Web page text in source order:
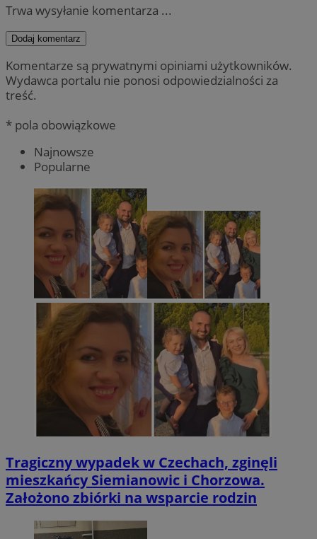
Trwa wysyłanie komentarza ...
Dodaj komentarz
Komentarze są prywatnymi opiniami użytkowników.
Wydawca portalu nie ponosi odpowiedzialności za
treść.
* pola obowiązkowe
Najnowsze
Popularne
Tragiczny wypadek w Czechach, zginęli
mieszkańcy Siemianowic i Chorzowa.
Założono zbiórki na wsparcie rodzin